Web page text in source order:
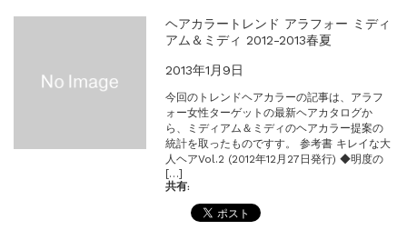
ヘアカラートレンド アラフォー ミディ
アム＆ミディ 2012-2013春夏
2013年1月9日
今回のトレンドヘアカラーの記事は、アラフ
ォー女性ターゲットの最新ヘアカタログか
ら、ミディアム＆ミディのヘアカラー提案の
統計を取ったものですす。 参考書 キレイな大
人ヘアVol.2 (2012年12月27日発行) ◆明度の
[…]
共有: